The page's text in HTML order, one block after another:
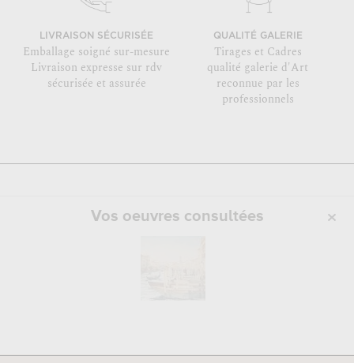
LIVRAISON SÉCURISÉE
Emballage soigné sur-mesure
Livraison expresse sur rdv
sécurisée et assurée
QUALITÉ GALERIE
Tirages et Cadres
qualité galerie d'Art
reconnue par les
professionnels
Vos oeuvres consultées